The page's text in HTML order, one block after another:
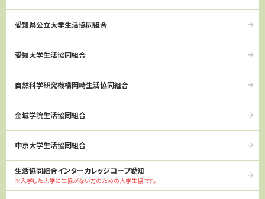
愛知県公立大学生活協同組合
愛知大学生活協同組合
自然科学研究機構岡崎生活協同組合
金城学院生活協同組合
中京大学生活協同組合
生活協同組合インターカレッジコープ愛知
※入学した大学に生協がない方のための大学生協です。